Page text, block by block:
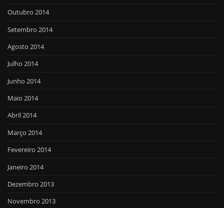
Outubro 2014
Setembro 2014
Agosto 2014
Julho 2014
Junho 2014
Maio 2014
Abril 2014
Março 2014
Fevereiro 2014
Janeiro 2014
Dezembro 2013
Novembro 2013